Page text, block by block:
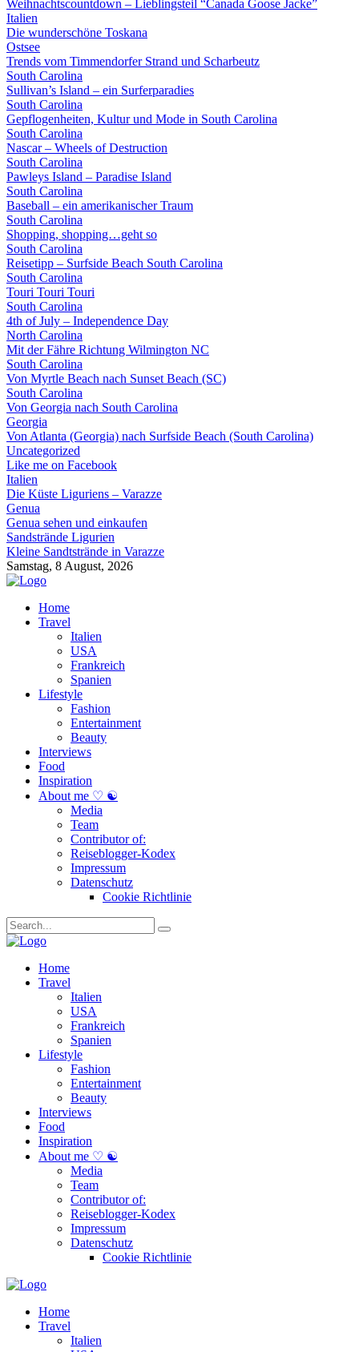
Weihnachtscountdown – Lieblingsteil “Canada Goose Jacke”
Italien
Die wunderschöne Toskana
Ostsee
Trends vom Timmendorfer Strand und Scharbeutz
South Carolina
Sullivan’s Island – ein Surferparadies
South Carolina
Gepflogenheiten, Kultur und Mode in South Carolina
South Carolina
Nascar – Wheels of Destruction
South Carolina
Pawleys Island – Paradise Island
South Carolina
Baseball – ein amerikanischer Traum
South Carolina
Shopping, shopping…geht so
South Carolina
Reisetipp – Surfside Beach South Carolina
South Carolina
Touri Touri Touri
South Carolina
4th of July – Independence Day
North Carolina
Mit der Fähre Richtung Wilmington NC
South Carolina
Von Myrtle Beach nach Sunset Beach (SC)
South Carolina
Von Georgia nach South Carolina
Georgia
Von Atlanta (Georgia) nach Surfside Beach (South Carolina)
Uncategorized
Like me on Facebook
Italien
Die Küste Liguriens – Varazze
Genua
Genua sehen und einkaufen
Sandstrände Ligurien
Kleine Sandtstrände in Varazze
Samstag, 8 August, 2026
Home
Travel
Italien
USA
Frankreich
Spanien
Lifestyle
Fashion
Entertainment
Beauty
Interviews
Food
Inspiration
About me ♡ ☯
Media
Team
Contributor of:
Reiseblogger-Kodex
Impressum
Datenschutz
Cookie Richtlinie
Home
Travel
Italien
USA
Frankreich
Spanien
Lifestyle
Fashion
Entertainment
Beauty
Interviews
Food
Inspiration
About me ♡ ☯
Media
Team
Contributor of:
Reiseblogger-Kodex
Impressum
Datenschutz
Cookie Richtlinie
Home
Travel
Italien